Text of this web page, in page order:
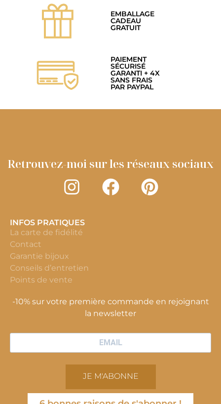
EMBALLAGE
CADEAU
GRATUIT
PAIEMENT
SÉCURISÉ
GARANTI + 4X
SANS FRAIS
PAR PAYPAL
Retrouvez-moi sur les réseaux sociaux
INFOS PRATIQUES
La carte de fidélité
Contact
Garantie bijoux
Conseils d’entretien
Points de vente
-10% sur votre première commande en rejoignant
la newsletter
JE M'ABONNE